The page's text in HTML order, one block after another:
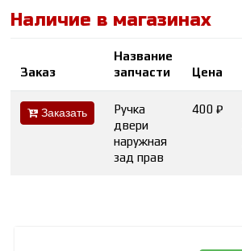
Наличие в магазинах
Заказ
Название
запчасти
Цена
Заказать
Ручка
двери
наружная
зад прав
400 ₽